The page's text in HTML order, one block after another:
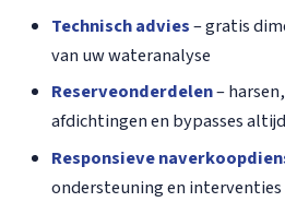
Technisch advies– gratis
van uw wateranalyse
Reserveonderdelen–
afdichtingen en bypasses
Responsieve
ondersteuning en interventies